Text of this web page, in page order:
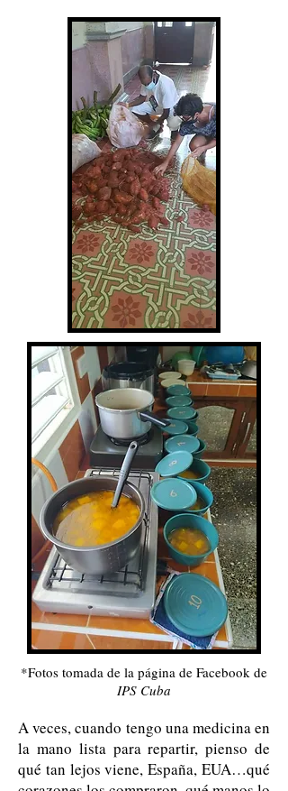
*Fotos tomada de la página de Facebook de
IPS Cuba
A veces, cuando tengo una medicina en
la mano lista para repartir, pienso de
qué tan lejos viene, España, EUA…qué